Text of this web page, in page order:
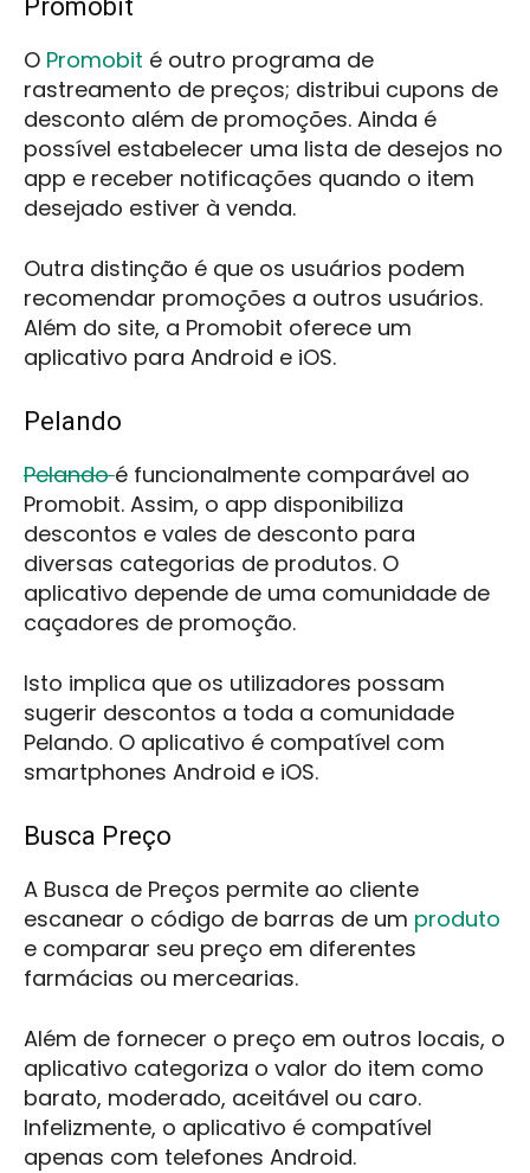
Promobit
O Promobit é outro programa de
rastreamento de preços; distribui cupons de
desconto além de promoções. Ainda é
possível estabelecer uma lista de desejos no
app e receber notificações quando o item
desejado estiver à venda.
Outra distinção é que os usuários podem
recomendar promoções a outros usuários.
Além do site, a Promobit oferece um
aplicativo para Android e iOS.
Pelando
Pelandoé funcionalmente comparável ao
Promobit. Assim, o app disponibiliza
descontos e vales de desconto para
diversas categorias de produtos. O
aplicativo depende de uma comunidade de
caçadores de promoção.
Isto implica que os utilizadores possam
sugerir descontos a toda a comunidade
Pelando. O aplicativo é compatível com
smartphones Android e iOS.
Busca Preço
A Busca de Preços permite ao cliente
escanear o código de barras de um produto
e comparar seu preço em diferentes
farmácias ou mercearias.
Além de fornecer o preço em outros locais, o
aplicativo categoriza o valor do item como
barato, moderado, aceitável ou caro.
Infelizmente, o aplicativo é compatível
apenas com telefones Android.